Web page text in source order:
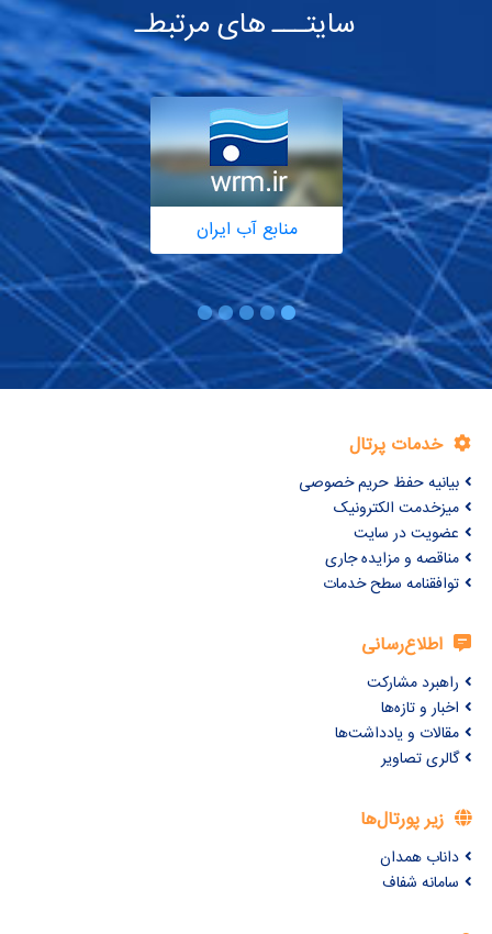
سایتـــ های مرتبطـ
منابع آب ایران
خدمات پرتال
بیانیه حفظ حریم خصوصی
میزخدمت الکترونیک
عضویت در سایت
مناقصه و مزایده جاری
توافقنامه سطح خدمات
اطلاع‌رسانی
راهبرد مشارکت
اخبار و تازه‌ها
مقالات و یادداشت‌ها
گالری تصاویر
زیر پورتال‌ها
داناب همدان
سامانه شفاف